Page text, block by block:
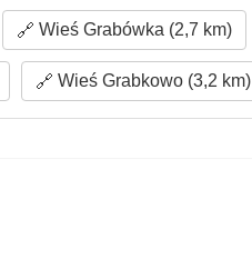
Wieś Grabówka (2,7 km)
Wieś Grabkowo (3,2 km)